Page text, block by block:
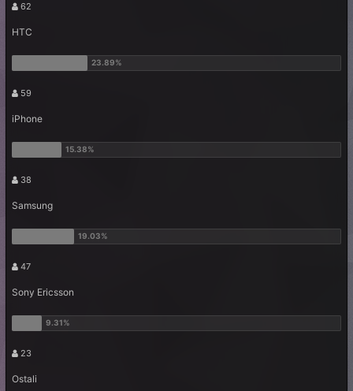
62
HTC
59
iPhone
38
Samsung
47
Sony Ericsson
23
Ostali